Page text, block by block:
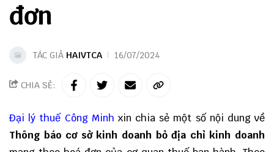
đơn
TÁC GIẢ HAIVTCA 16/07/2024
CHIA SẺ:
Đại lý thuế Công Minh xin chia sẻ một số nội dung về
Thông báo cơ sở kinh doanh bỏ địa chỉ kinh doanh